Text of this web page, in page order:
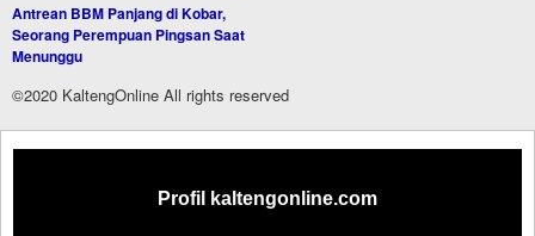
Antrean BBM Panjang di Kobar,
Seorang Perempuan Pingsan Saat
Menunggu
©2020 KaltengOnline All rights reserved
Profil kaltengonline.com